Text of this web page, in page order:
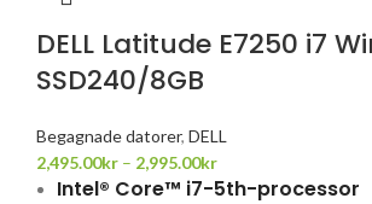
DELL Latitude E7250 i7
SSD240/8GB
Begagnade datorer, DELL
2,495.00kr – 2,995.00kr
Intel® Core™ i7-5th-processor